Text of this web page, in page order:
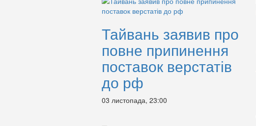
Тайвань заявив про
повне припинення
поставок верстатів
до рф
03 листопада, 23:00